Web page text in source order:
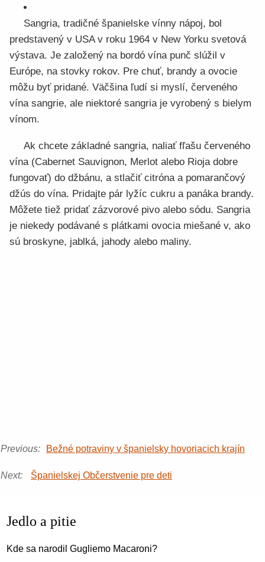
Sangria, tradičné španielske vínny nápoj, bol
predstavený v USA v roku 1964 v New Yorku svetová
výstava. Je založený na bordó vína punč slúžil v
Európe, na stovky rokov. Pre chuť, brandy a ovocie
môžu byť pridané. Väčšina ľudí si myslí, červeného
vína sangrie, ale niektoré sangria je vyrobený s bielym
vínom.
Ak chcete základné sangria, naliať fľašu červeného
vína (Cabernet Sauvignon, Merlot alebo Rioja dobre
fungovať) do džbánu, a stlačiť citróna a pomarančový
džús do vína. Pridajte pár lyžíc cukru a panáka brandy.
Môžete tiež pridať zázvorové pivo alebo sódu. Sangria
je niekedy podávané s plátkami ovocia miešané v, ako
sú broskyne, jablká, jahody alebo maliny.
Previous: Bežné potraviny v španielsky hovoriacich krajín
Next: Španielskej Občerstvenie pre deti
Jedlo a pitie
Kde sa narodil Gugliemo Macaroni?